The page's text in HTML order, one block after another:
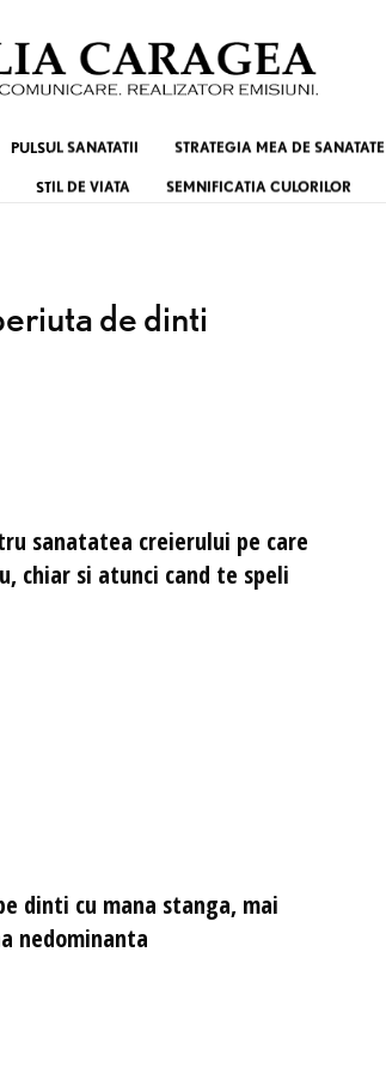
PULSUL SANATATII STRATEGIA MEA DE SANATATE
STIL DE VIATA SEMNIFICATIA CULORILOR
de dinti
sanatatea creierului pe care
chiar si atunci cand te speli
dinti cu mana stanga, mai
nedominanta